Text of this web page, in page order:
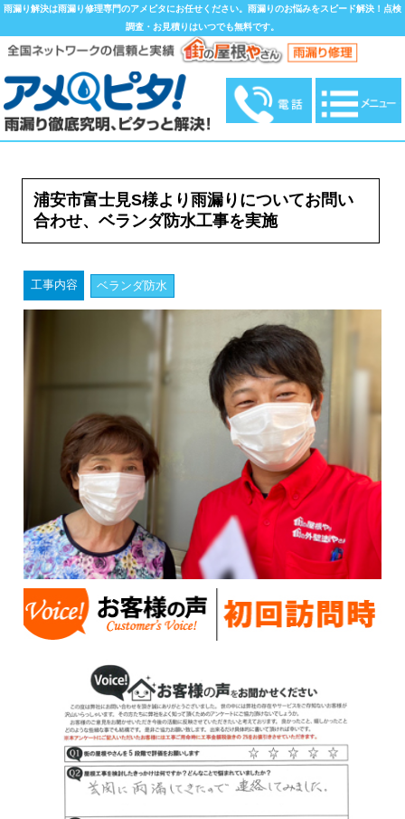
雨漏り解決は雨漏り修理専門のアメピタにお任せください。雨漏りのお悩みをスピード解決！点検
調査・お見積りはいつでも無料です。
浦安市富士見S様より雨漏りについてお問い
合わせ、ベランダ防水工事を実施
工事内容 ベランダ防水